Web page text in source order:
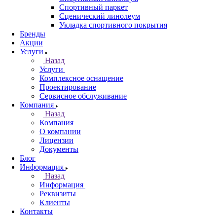
Спортивный паркет
Сценический линолеум
Укладка спортивного покрытия
Бренды
Акции
Услуги
Назад
Услуги
Комплексное оснащение
Проектирование
Сервисное обслуживание
Компания
Назад
Компания
О компании
Лицензии
Документы
Блог
Информация
Назад
Информация
Реквизиты
Клиенты
Контакты